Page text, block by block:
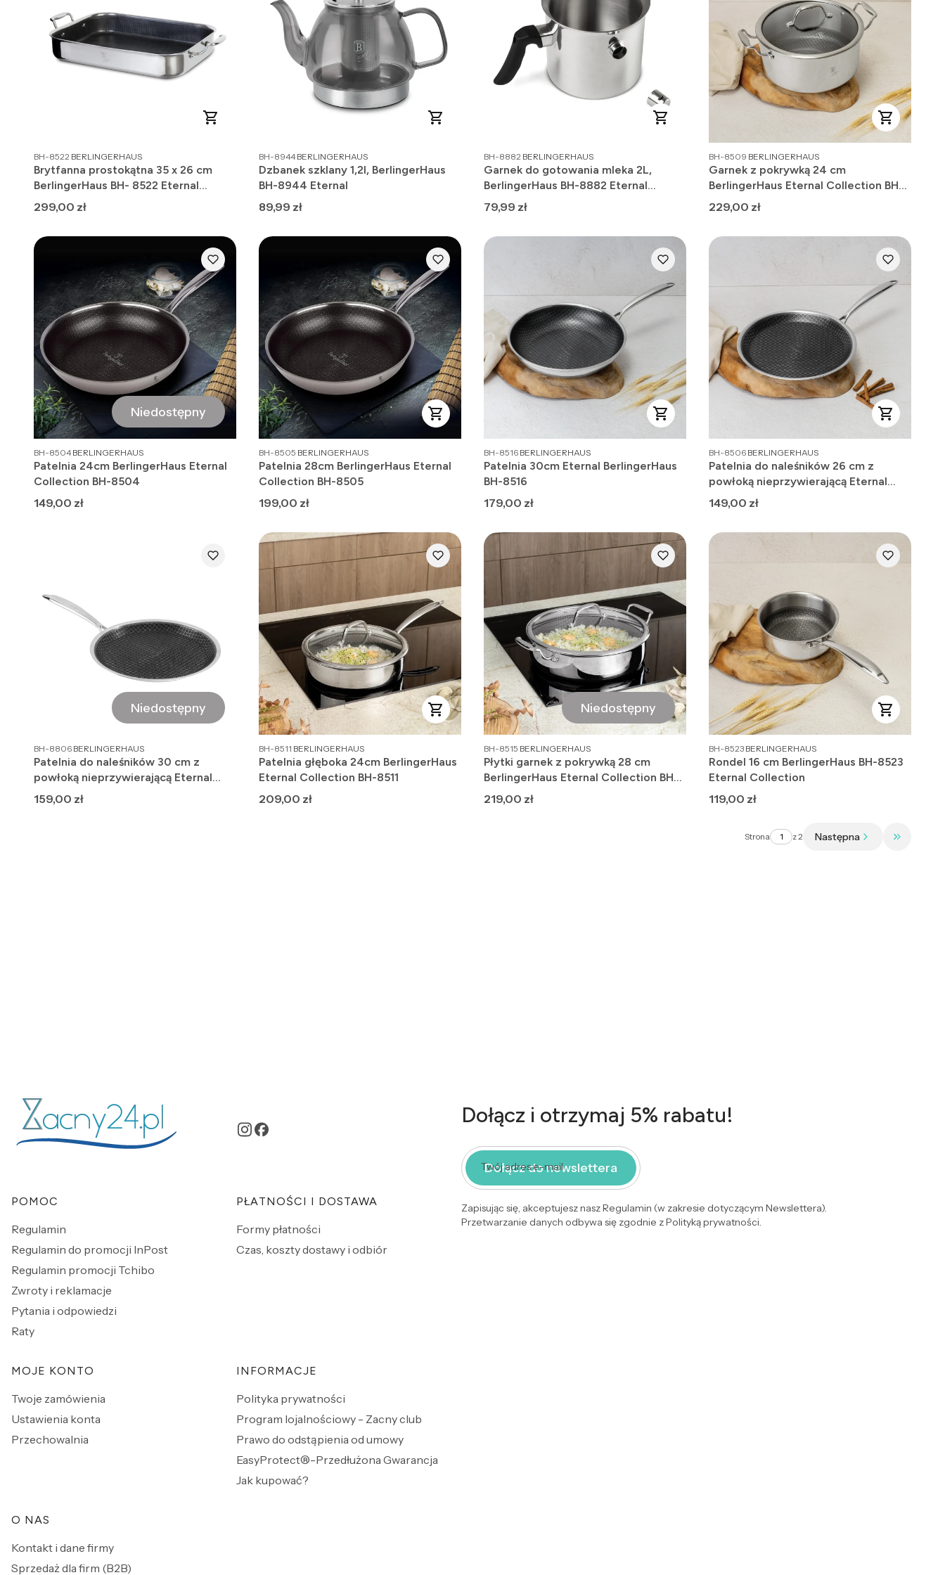
BH-8522 PRODUCENT
BERLINGERHAUS
Brytfanna prostokątna 35 x 26 cm
BerlingerHaus BH- 8522 Eternal
Collection
Cena
299,00 zł
BH-8944 PRODUCENT
BERLINGERHAUS
Dzbanek szklany 1,2l, BerlingerHaus
BH-8944 Eternal
Cena
89,99 zł
BH-8882 PRODUCENT
BERLINGERHAUS
Garnek do gotowania mleka 2L,
BerlingerHaus BH-8882 Eternal
Collection
Cena
79,99 zł
BH-8509 PRODUCENT
BERLINGERHAUS
Garnek z pokrywką 24 cm
BerlingerHaus Eternal Collection BH-
8509
Cena
229,00 zł
Niedostępny
BH-8504 PRODUCENT
BERLINGERHAUS
Patelnia 24cm BerlingerHaus Eternal
Collection BH-8504
Cena
149,00 zł
BH-8505 PRODUCENT
BERLINGERHAUS
Patelnia 28cm BerlingerHaus Eternal
Collection BH-8505
Cena
199,00 zł
BH-8516 PRODUCENT
BERLINGERHAUS
Patelnia 30cm Eternal BerlingerHaus
BH-8516
Cena
179,00 zł
BH-8506 PRODUCENT
BERLINGERHAUS
Patelnia do naleśników 26 cm z
powłoką nieprzywierającą Eternal
Collection BH-8506
Cena
149,00 zł
Niedostępny
BH-8806 PRODUCENT
BERLINGERHAUS
Patelnia do naleśników 30 cm z
powłoką nieprzywierającą Eternal
Collection BH-8806
Cena
159,00 zł
BH-8511 PRODUCENT
BERLINGERHAUS
Patelnia głęboka 24cm BerlingerHaus
Eternal Collection BH-8511
Cena
209,00 zł
Niedostępny
BH-8515 PRODUCENT
BERLINGERHAUS
Płytki garnek z pokrywką 28 cm
BerlingerHaus Eternal Collection BH-
8515
Cena
219,00 zł
BH-8523 PRODUCENT
BERLINGERHAUS
Rondel 16 cm BerlingerHaus BH-8523
Eternal Collection
Cena
119,00 zł
Strona z 2 Następna Przejdź
Linki w stopce
POMOC
Regulamin
Regulamin do promocji InPost
Regulamin promocji Tchibo
Zwroty i reklamacje
Pytania i odpowiedzi
Raty
PŁATNOŚCI I DOSTAWA
Formy płatności
Czas, koszty dostawy i odbiór
MOJE KONTO
Twoje zamówienia
Ustawienia konta
Przechowalnia
INFORMACJE
Polityka prywatności
Program lojalnościowy - Zacny club
Prawo do odstąpienia od umowy
EasyProtect®-Przedłużona Gwarancja
Jak kupować?
O NAS
Kontakt i dane firmy
Sprzedaż dla firm (B2B)
Dołącz i otrzymaj 5% rabatu!
Twój adres e-mail
Dołącz do newslettera
Zapisując się, akceptujesz nasz Regulamin (w zakresie dotyczącym Newslettera).
Przetwarzanie danych odbywa się zgodnie z Polityką prywatności.